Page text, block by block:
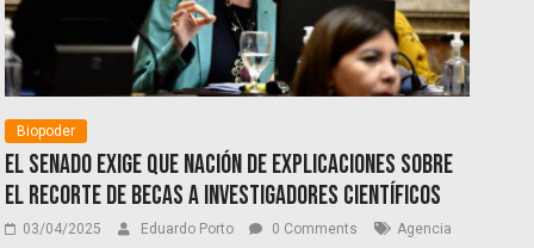
Biopoder
El Senado exige que Nación de explicaciones sobre
el recorte de becas a investigadores científicos
03/04/2025 Eduardo Porto 0 Comments Agencia